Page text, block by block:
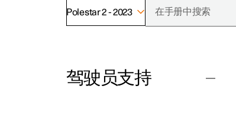
联系我们
探索Polestar 3
公共充电
车主服务
Polestar 2 - 2023
驾驶员支持